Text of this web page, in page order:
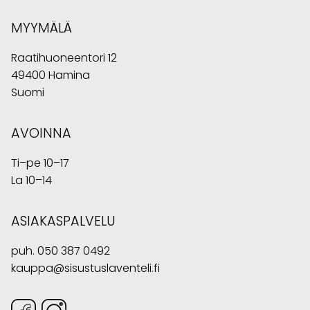
MYYMÄLÄ
Raatihuoneentori 12
49400 Hamina
Suomi
AVOINNA
Ti–pe 10–17
La 10–14
ASIAKASPALVELU
puh. 050 387 0492
kauppa@sisustuslaventeli.fi